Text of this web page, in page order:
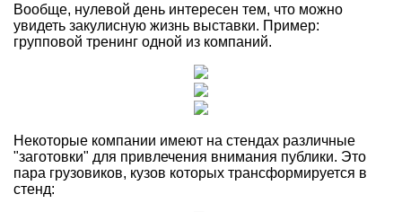
Вообще, нулевой день интересен тем, что можно
увидеть закулисную жизнь выставки. Пример:
групповой тренинг одной из компаний.
Некоторые компании имеют на стендах различные
"заготовки" для привлечения внимания публики. Это
пара грузовиков, кузов которых трансформируется в
стенд: